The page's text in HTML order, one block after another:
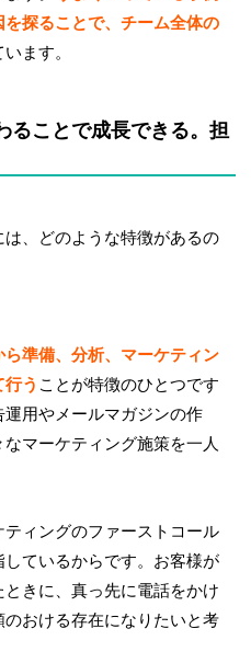
探ることで、チーム全体の
ます。
ることで成長できる。担
、どのような特徴があるの
準備、分析、マーケティン
う ことが特徴のひとつです
用やメールマガジンの作
マーケティング施策を一人
ィングのファーストコール
ているからです。お客様が
きに、真っ先に電話をかけ
おける存在になりたいと考